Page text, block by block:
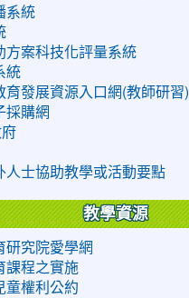
系統
方案科技化評量系統
統
育發展資源入口網(教師研習)
採購網
人士協助教學或活動要點
教學資源
研究院愛學網
課程之實施
童權利公約